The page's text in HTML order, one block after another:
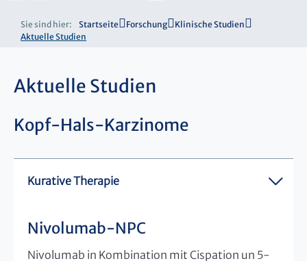
Sie sind hier: Startseite Forschung
Klinische Studien
Aktuelle Studien
Aktuelle Studien
Kopf-Hals-Karzinome
Kurative Therapie
Nivolumab-NPC
Nivolumab in Kombination mit Cispation un 5-